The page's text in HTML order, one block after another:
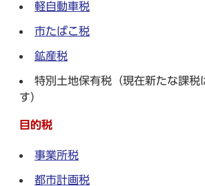
軽自動車税
市たばこ税
鉱産税
特別土地保有税（現在新たな課税
す）
目的税
事業所税
都市計画税